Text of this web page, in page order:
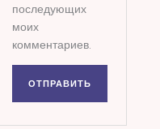
последующих
моих
комментариев.